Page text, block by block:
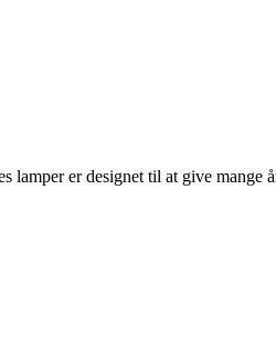
lamper er designet til at give mange